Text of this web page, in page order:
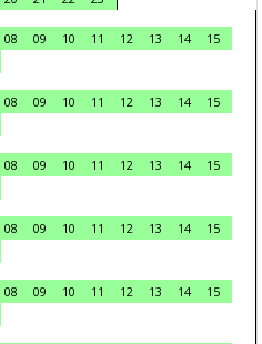
08 09 10 11 12 13 14
15
08 09 10 11 12 13 14
15
08 09 10 11 12 13 14
15
08 09 10 11 12 13 14
15
08 09 10 11 12 13 14
15